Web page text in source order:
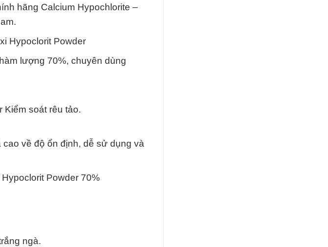
hãng Calcium Hypochlorite –
Hypoclorit Powder
lượng 70%, chuyên dùng
Kiểm soát rêu tảo.
về độ ổn định, dễ sử dụng và
Powder 70%
ngà.